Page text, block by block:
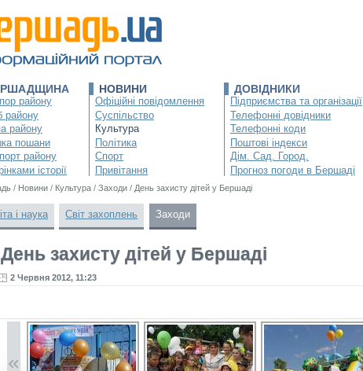
району
району
району
пошани
району
історії
НОВИНИ
Офіційні повідомлення
Суспільство
Культура
Політика
Спорт
Привітання
ДОВІДНИКИ
Підприємства та організації
Телефонні довідники
Телефонні коди
Поштові індекси
Дім. Сад. Город.
Прогноз погоди в Бершаді
/ Новини / Культура / Заходи / День захисту дітей у Бершаді
і наука Світ захоплень Заходи
День захисту дітей у Бершаді
2 Червня 2012, 11:23